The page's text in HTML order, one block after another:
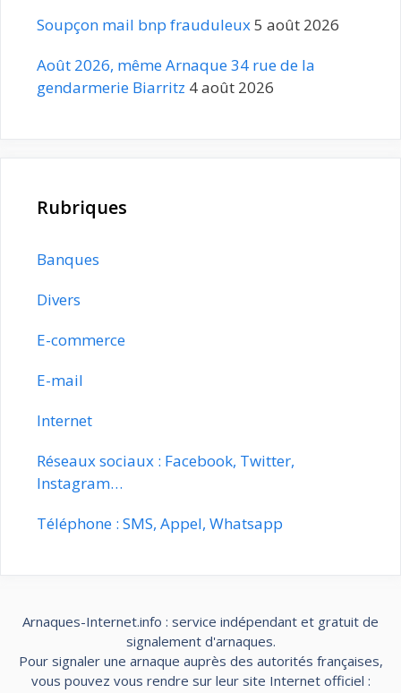
Soupçon mail bnp frauduleux5 août 2026
Août 2026, même Arnaque 34 rue de la
gendarmerie Biarritz 4 août 2026
Rubriques
Banques
Divers
E-commerce
E-mail
Internet
Réseaux sociaux : Facebook, Twitter,
Instagram…
Téléphone : SMS, Appel, Whatsapp
Arnaques-Internet.info : service indépendant et gratuit de
signalement d'arnaques.
Pour signaler une arnaque auprès des autorités françaises,
vous pouvez vous rendre sur leur site Internet officiel :